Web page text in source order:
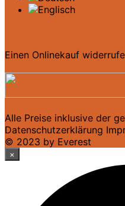
Einen Onlinekauf
Alle Preise inklusive der
Datenschutzerklärung
© 2023 by Everest
×